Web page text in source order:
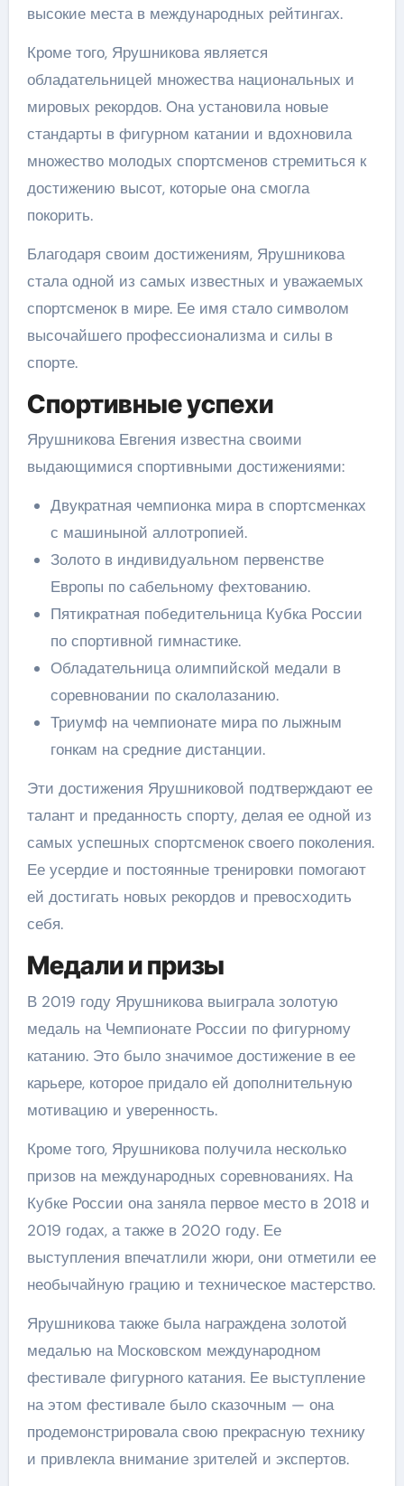
высокие места в международных рейтингах.
Кроме того, Ярушникова является
обладательницей множества национальных и
мировых рекордов. Она установила новые
стандарты в фигурном катании и вдохновила
множество молодых спортсменов стремиться к
достижению высот, которые она смогла
покорить.
Благодаря своим достижениям, Ярушникова
стала одной из самых известных и уважаемых
спортсменок в мире. Ее имя стало символом
высочайшего профессионализма и силы в
спорте.
Спортивные успехи
Ярушникова Евгения известна своими
выдающимися спортивными достижениями:
Двукратная чемпионка мира в спортсменках
с машиныной аллотропией.
Золото в индивидуальном первенстве
Европы по сабельному фехтованию.
Пятикратная победительница Кубка России
по спортивной гимнастике.
Обладательница олимпийской медали в
соревновании по скалолазанию.
Триумф на чемпионате мира по лыжным
гонкам на средние дистанции.
Эти достижения Ярушниковой подтверждают ее
талант и преданность спорту, делая ее одной из
самых успешных спортсменок своего поколения.
Ее усердие и постоянные тренировки помогают
ей достигать новых рекордов и превосходить
себя.
Медали и призы
В 2019 году Ярушникова выиграла золотую
медаль на Чемпионате России по фигурному
катанию. Это было значимое достижение в ее
карьере, которое придало ей дополнительную
мотивацию и уверенность.
Кроме того, Ярушникова получила несколько
призов на международных соревнованиях. На
Кубке России она заняла первое место в 2018 и
2019 годах, а также в 2020 году. Ее
выступления впечатлили жюри, они отметили ее
необычайную грацию и техническое мастерство.
Ярушникова также была награждена золотой
медалью на Московском международном
фестивале фигурного катания. Ее выступление
на этом фестивале было сказочным — она
продемонстрировала свою прекрасную технику
и привлекла внимание зрителей и экспертов.